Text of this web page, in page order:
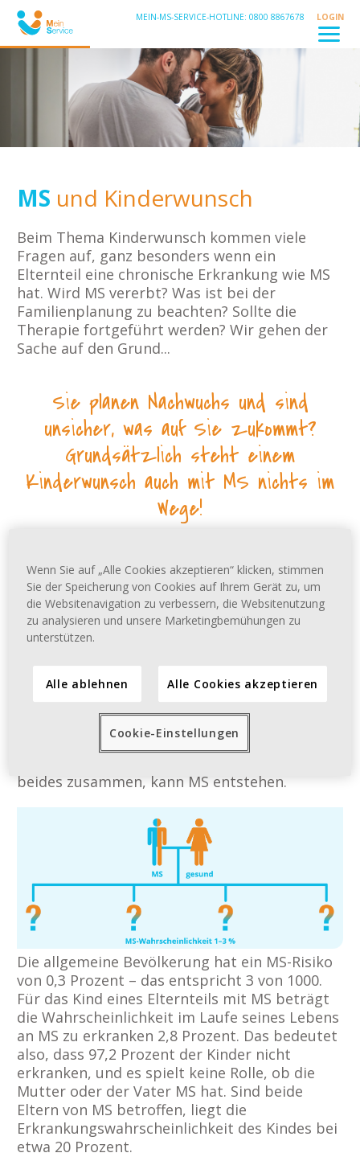
MEIN-MS-SERVICE-HOTLINE: 0800 8867678 LOGIN
MS und Kinderwunsch
Beim Thema Kinderwunsch kommen viele
Fragen auf, ganz besonders wenn ein
Elternteil eine chronische Erkrankung wie MS
hat. Wird MS vererbt? Was ist bei der
Familienplanung zu beachten? Sollte die
Therapie fortgeführt werden? Wir gehen der
Sache auf den Grund...
Sie planen Nachwuchs und sind
unsicher, was auf Sie zukommt?
Grundsätzlich steht einem
Kinderwunsch auch mit MS nichts im
Wege!
Erbkrankheit
Heutzutage kann man bei vielen Krankheiten
die Wahrscheinlichkeit der Vererbung
vorhersagen. Das gilt nicht für MS, denn ein
es sich um eine multifaktorielle Erkrankung
spielen bei der Entstehung vor allem
Umweltfaktoren und zu einem geringeren
beides zusammen, kann MS entstehen.
Die allgemeine Bevölkerung hat ein MS-Risiko
von 0,3 Prozent – das entspricht 3 von 1000.
Für das Kind eines Elternteils mit MS beträgt
die Wahrscheinlichkeit im Laufe seines Lebens
an MS zu erkranken 2,8 Prozent. Das bedeutet
also, dass 97,2 Prozent der Kinder nicht
erkranken, und es spielt keine Rolle, ob die
Mutter oder der Vater MS hat. Sind beide
Eltern von MS betroffen, liegt die
Erkrankungswahrscheinlichkeit des Kindes bei
etwa 20 Prozent.
Wenn Sie auf „Alle Cookies akzeptieren“ klicken, stimmen
Sie der Speicherung von Cookies auf Ihrem Gerät zu, um
die Websitenavigation zu verbessern, die Websitenutzung
zu analysieren und unsere Marketingbemühungen zu
unterstützen.
Alle ablehnen Alle Cookies akzeptieren
Cookie-Einstellungen